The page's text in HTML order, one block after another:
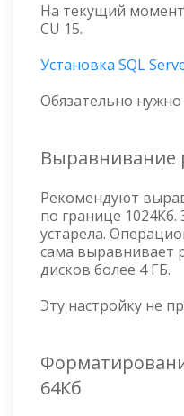
На текущий
CU 15.
Установка SQL
Обязательно нужно
Выравнивание
Рекомендуют
по границе
устарела.
сама выравнивает
дисков более 4 ГБ.
Эту настройку не
64Кб